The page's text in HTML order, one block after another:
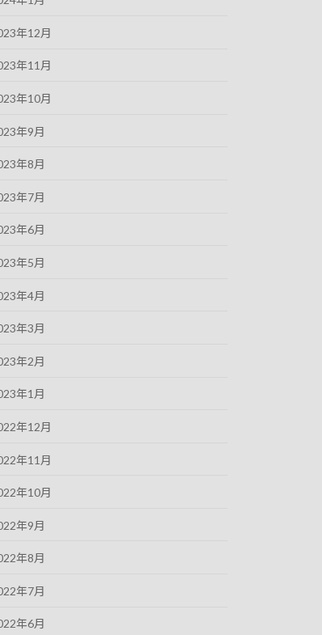
年12月
年11月
年10月
年9月
年8月
年7月
年6月
年5月
年4月
年3月
年2月
年1月
年12月
年11月
年10月
年9月
年8月
年7月
年6月